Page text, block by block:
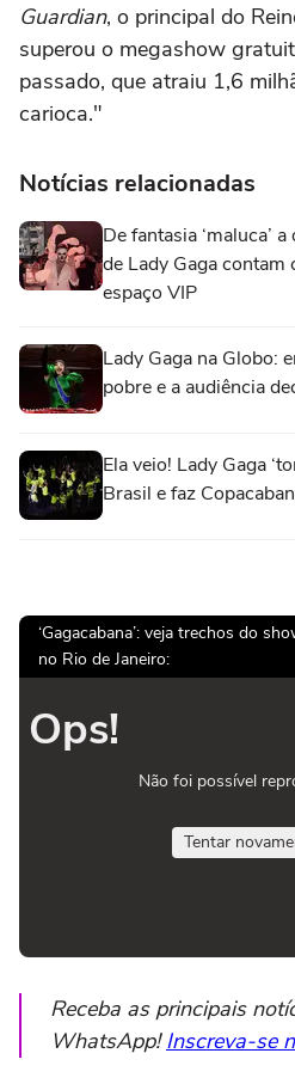
Guardian, o principal do
superou o megashow
passado, que atraiu 1,6
carioca."
Notícias relacionadas
De fantasia ‘maluca’
de Lady Gaga
espaço VIP
Lady Gaga na Globo:
pobre e a audiência
Ela veio! Lady Gaga
Brasil e faz
‘Gagacabana’: veja trechos do
no Rio de Janeiro:
Ops!
Não foi possível
Tentar
Receba as principais
WhatsApp!Inscreva-se